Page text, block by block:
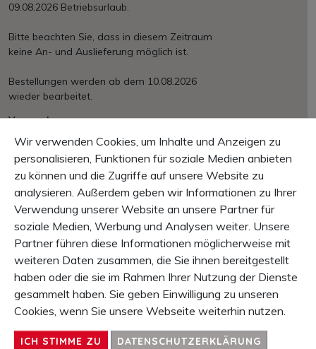
09.08.2026 Betriebsurlaub.
Bitte beachten Sie, dass in diesem Zeitraum
keine An- und Auslieferung möglich ist.
Bestellungen werden ab dem 10.08.2026
wieder bearbeitet.
Versand
Ab € 150.– portofrei
International nach Aufwand
Zahlung
Rechnung, Vorkasse, Kreditkarte, PayPal
Garantie
10 Tage Rückgaberecht
1 Jahr Produkt-Garantie
KONTAKT
INHALT
SERVICE & INFOS
UNTERNEHMEN
Wir verwenden Cookies, um Inhalte und Anzeigen zu
personalisieren, Funktionen für soziale Medien anbieten
zu können und die Zugriffe auf unsere Website zu
analysieren. Außerdem geben wir Informationen zu Ihrer
Verwendung unserer Website an unsere Partner für
soziale Medien, Werbung und Analysen weiter. Unsere
Partner führen diese Informationen möglicherweise mit
weiteren Daten zusammen, die Sie ihnen bereitgestellt
haben oder die sie im Rahmen Ihrer Nutzung der Dienste
gesammelt haben. Sie geben Einwilligung zu unseren
Cookies, wenn Sie unsere Webseite weiterhin nutzen.
ICH STIMME ZU DATENSCHUTZERKLÄRUNG